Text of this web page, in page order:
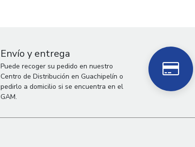
Envío y entrega
Puede recoger su pedido en nuestro
Centro de Distribución en Guachipelín o
pedirlo a domicilio si se encuentra en el
GAM.